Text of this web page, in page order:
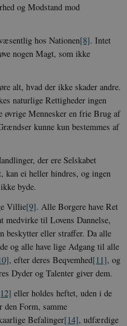
og Modstand mod
hos Nationen[8]. Intet
nogen Magt, som ikke
alt, hvad der ikke skader andre.
naturlige Rettigheder ingen
øvrige Mennesker en frie Brug af
kunne kun bestemmes af
der ere Selskabet
kan ei heller hindres, og ingen
byde.
Villie[9]. Alle Borgere have Ret
medvirke til Lovens Dannelse,
beskytter eller straffer. Da alle
og alle have lige Adgang til alle
, efter deres Beqvemhed[11], og
Dyder og Talenter giver dem.
eller holdes heftet, uden i de
Form, samme
Befalinger[14], udfærdige